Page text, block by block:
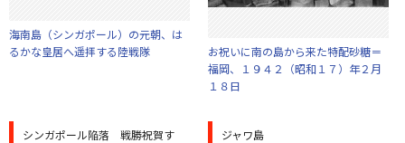
海南島（シンガポール）の元朝、は
るかな皇居へ遥拝する陸戦隊
お祝いに南の島から来た特配砂糖＝
福岡、１９４２（昭和１７）年２月
１８日
シンガポール陥落 戦勝祝賀す
ジャワ島